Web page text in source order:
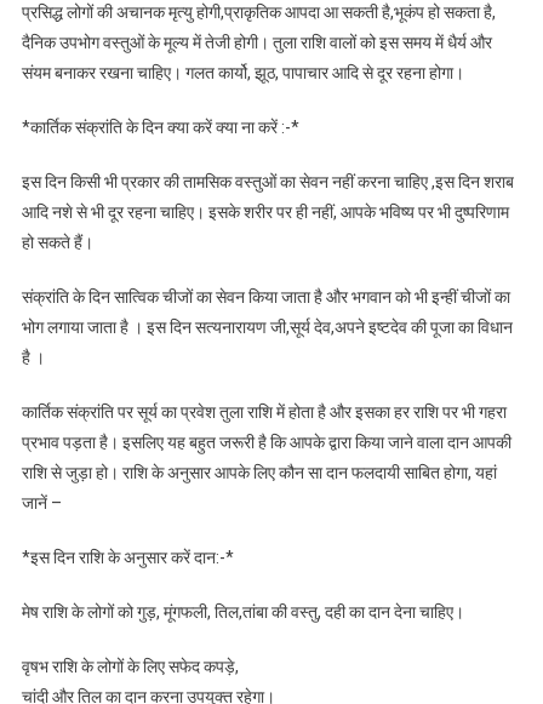
प्रसिद्ध लोगों की अचानक मृत्यु होगी,प्राकृतिक आपदा आ सकती है,भूकंप हो सकता है,
दैनिक उपभोग वस्तुओं के मूल्य में तेजी होगी। तुला राशि वालों को इस समय में धैर्य और
संयम बनाकर रखना चाहिए। गलत कार्यो, झूठ, पापाचार आदि से दूर रहना होगा।
*कार्तिक संक्रांति के दिन क्या करें क्या ना करें :-*
इस दिन किसी भी प्रकार की तामसिक वस्तुओं का सेवन नहीं करना चाहिए ,इस दिन शराब
आदि नशे से भी दूर रहना चाहिए। इसके शरीर पर ही नहीं, आपके भविष्य पर भी दुष्परिणाम
हो सकते हैं।
संक्रांति के दिन सात्विक चीजों का सेवन किया जाता है और भगवान को भी इन्हीं चीजों का
भोग लगाया जाता है । इस दिन सत्यनारायण जी,सूर्य देव,अपने इष्टदेव की पूजा का विधान
है ।
कार्तिक संक्रांति पर सूर्य का प्रवेश तुला राश‍ि में होता है और इसका हर राशि पर भी गहरा
प्रभाव पड़ता है। इसलिए यह बहुत जरूरी है कि आपके द्वारा किया जाने वाला दान आपकी
राशि से जुड़ा हो। राशि के अनुसार आपके लिए कौन सा दान फलदायी साबित होगा, यहां
जानें –
*इस दिन राशि के अनुसार करें दान:-*
मेष राशि के लोगों को गुड़, मूंगफली, तिल,तांबा की वस्तु, दही का दान देना चाहिए।
वृषभ राशि के लोगों के लिए सफेद कपड़े,
चांदी और तिल का दान करना उपयुक्त रहेगा।